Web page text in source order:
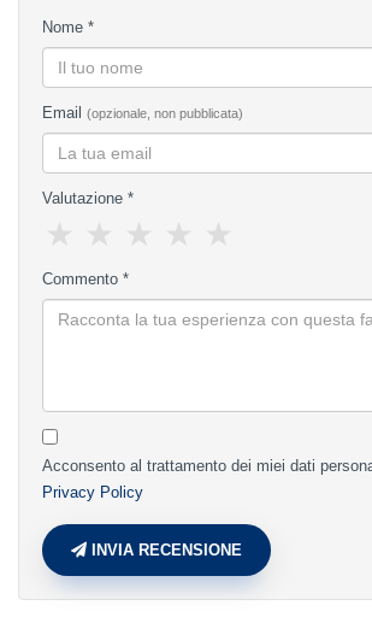
Nome *
Email (opzionale, non pubblicata)
Valutazione *
★ ★ ★ ★ ★
Commento *
Acconsento al trattamento dei miei dati
Privacy Policy
INVIA RECENSIONE